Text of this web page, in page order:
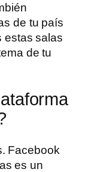
de tu país
estas salas
de tu
Facebook
es un